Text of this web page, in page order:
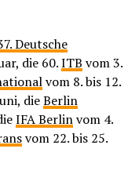
Deutsche
die 60.ITB vom 3.
vom 8. bis 12.
dieBerlin
IFA Berlinvom 4.
vom 22. bis 25.